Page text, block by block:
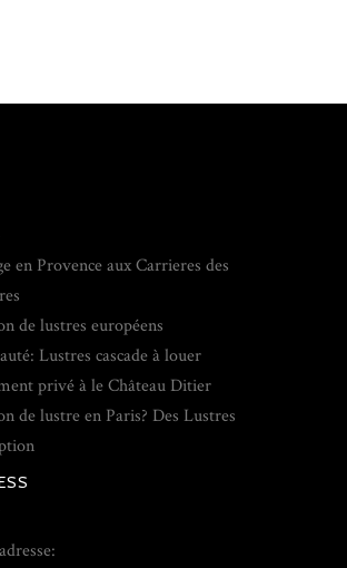
en Provence aux Carrieres des
de lustres européens
Lustres cascade à louer
privé à le Château Ditier
de lustre en Paris? Des Lustres